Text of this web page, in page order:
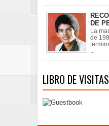
DE
La
de
...
LIBRO DE VISITAS